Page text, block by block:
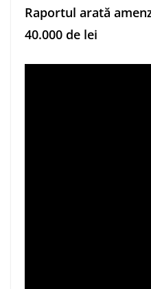
Raportul arată
40.000 de lei